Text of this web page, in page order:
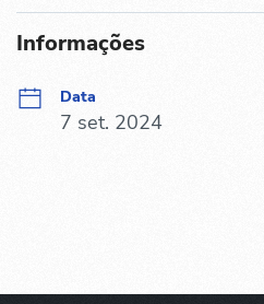
Informações
Data
7 set. 2024